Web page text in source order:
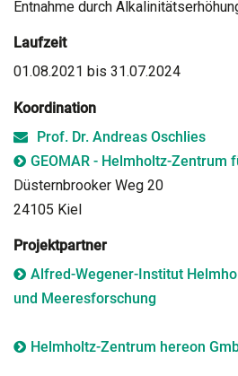
Entnahme durch
Laufzeit
01.08.2021 bis 31.07.2024
Koordination
Prof. Dr. Andreas Oschlies
GEOMAR - Helmholtz-Zentrum
Düsternbrooker Weg 20
24105 Kiel
Projektpartner
Alfred-Wegener-Institut
und Meeresforschung
Helmholtz-Zentrum hereon